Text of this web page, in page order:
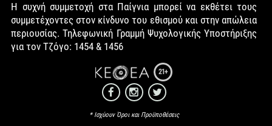
Η συχνή συμμετοχή στα Παίγνια μπορεί να εκθέτει τους
συμμετέχοντες στον κίνδυνο του εθισμού και στην απώλεια
περιουσίας. Τηλεφωνική Γραμμή Ψυχολογικής Υποστήριξης
για τον Τζόγο: 1454 & 1456
21+
* Ισχύουν Όροι και Προϋποθέσεις